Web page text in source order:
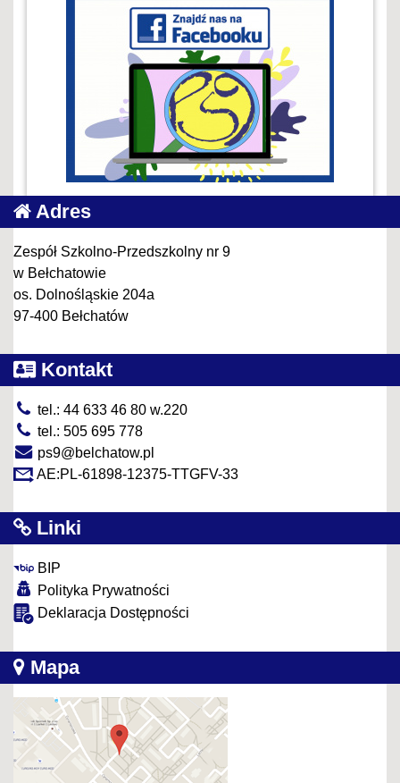
Adres
Zespół Szkolno-Przedszkolny nr 9
w Bełchatowie
os. Dolnośląskie 204a
97-400 Bełchatów
Kontakt
tel.: 44 633 46 80 w.220
tel.: 505 695 778
ps9@belchatow.pl
AE:PL-61898-12375-TTGFV-33
Linki
BIP
Polityka Prywatności
Deklaracja Dostępności
Mapa